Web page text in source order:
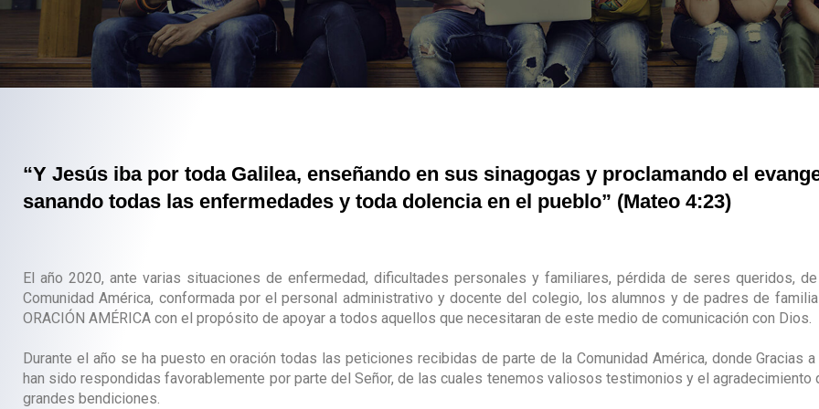
“Y Jesús iba por toda Galilea, enseñando en sus sinagogas y proclamando el
sanando todas las enfermedades y toda dolencia en el pueblo” (Mateo 4:23)
El año 2020, ante varias situaciones de enfermedad, dificultades personales y familiares, pérdida de seres queridos,
Comunidad América, conformada por el personal administrativo y docente del colegio, los alumnos y de padres de
ORACIÓN AMÉRICA con el propósito de apoyar a todos aquellos que necesitaran de este medio de comunicación con Dios.
Durante el año se ha puesto en oración todas las peticiones recibidas de parte de la Comunidad América, donde Gracias
han sido respondidas favorablemente por parte del Señor, de las cuales tenemos valiosos testimonios y el
grandes bendiciones.